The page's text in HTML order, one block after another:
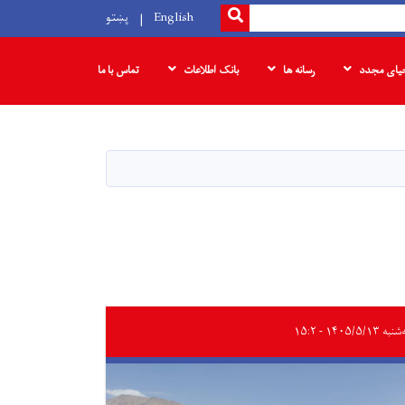
SEARCH
English پښتو
مجدد رسانه ها بانک‌ اطلاعات تماس با ما
۵/۱۳ - ۱۵:۲